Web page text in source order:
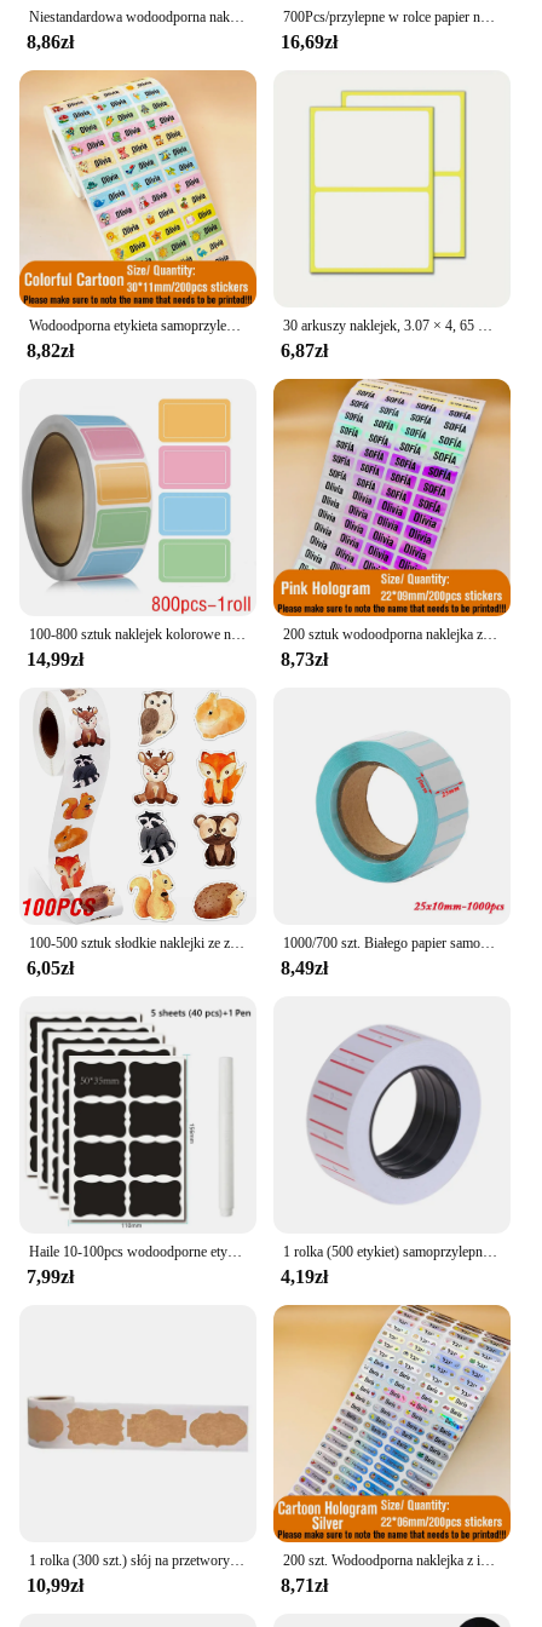
Niestandardowa wodoodporna naklejka na Kawaii naklejki spersonalizowana pierwsza metka z nazwą do butelek papeterii dla dzieci
8,86zł
700Pcs/przylepne w rolce papier naklejki na etykiety termiczny cena supermarketowa pusta etykieta 5 rozmiarów
16,69zł
Wodoodporna etykieta samoprzylepna imię dziecka niestandardowa spersonalizowana etykieta przedszkolna hebrajski dla dzieci artykuły szkolne
8,82zł
30 arkuszy naklejek, 3.07 × 4, 65 Cal etykiety cenowe, papier samoprzylepny etykiety-naklejki na etykiety folderów, matowy biały
6,87zł
14,99zł
200 sztuk wodoodporna naklejka z imieniem niestandardowe samoprzylepne naklejki papiernicze personalizuj etykietę z imieniem dla dzieci szkolne etykiety papiernicze
8,73zł
6,05zł
1000/700 szt. Białego papier samoprzylepny papieru do naklejki etykiety termicznego cena supermarketowa pusta etykieta bezpośredniego druku naklejki wodoodporne
8,49zł
7,99zł
1 rolka (500 etykiet) samoprzylepne etykiety z cenami biała samoprzylepna metka z ceną Tag naklejka artykuły biurowe
4,19zł
10,99zł
200 szt. Wodoodporna naklejka z imieniem niestandardowy hologram srebrne naklejki samoprzylepne personalizuj etykietę z imieniem dla dzieci etykieta papiernicza
8,71zł